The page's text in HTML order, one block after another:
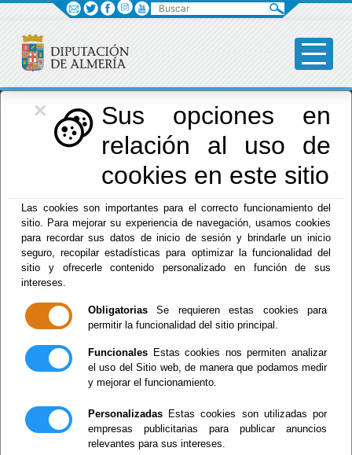
×
Sus opciones en
relación al uso de
cookies en este sitio
Las cookies son importantes para el correcto funcionamiento del
sitio. Para mejorar su experiencia de navegación, usamos cookies
para recordar sus datos de inicio de sesión y brindarle un inicio
seguro, recopilar estadísticas para optimizar la funcionalidad del
sitio y ofrecerle contenido personalizado en función de sus
intereses.
Obligatorias Se requieren estas cookies para
permitir la funcionalidad del sitio principal.
Funcionales Estas cookies nos permiten analizar
el uso del Sitio web, de manera que podamos medir
y mejorar el funcionamiento.
Personalizadas Estas cookies son utilizadas por
empresas publicitarias para publicar anuncios
relevantes para sus intereses.
Diputación
Menú Diputación
Escuchar
CONFERENCIA ARTE
SACRO LA ESCUELA
MURCIANA
SEPTIEMBRE 2026
Del : 17/09/2026 Al: 31/08/2026
Lugar:
Perido: 09 - Septiembre
Tipo: Arte y Cultura
Ver evento
DESCUBRE TU
PROVINCIA ACTIVA
2026. KAYAK
Buscar